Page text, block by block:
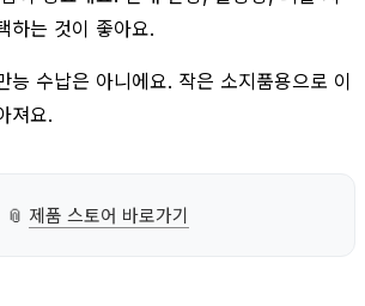
하는 것이 좋아요.
능 수납은 아니에요. 작은 소지품용으로 이
져요.
📎 제품 스토어 바로가기